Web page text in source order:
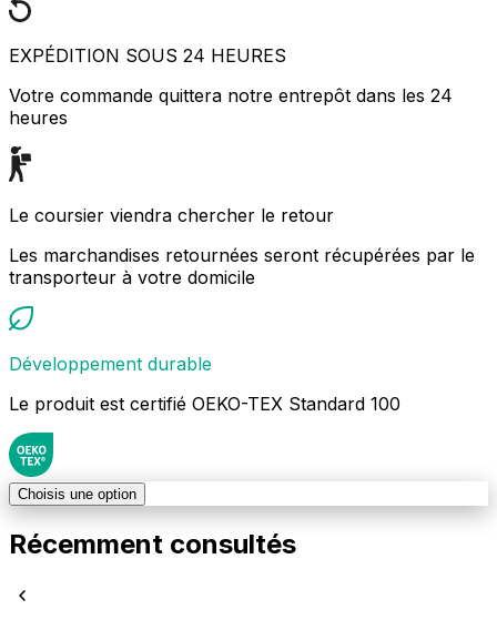
EXPÉDITION SOUS 24 HEURES
Votre commande quittera notre entrepôt dans les 24
heures
Le coursier viendra chercher le retour
Les marchandises retournées seront récupérées par le
transporteur à votre domicile
Développement durable
Le produit est certifié OEKO-TEX Standard 100
Choisis une option
Récemment consultés